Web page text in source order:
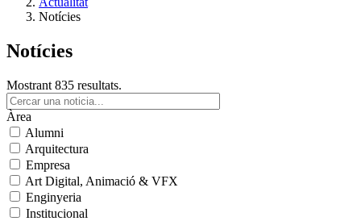
Notícies
Notícies
Mostrant 835 resultats.
Àrea
Alumni
Arquitectura
Empresa
Art Digital, Animació & VFX
Enginyeria
Institucional